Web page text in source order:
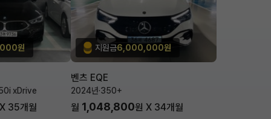
원
xDrive
35개월
지원금6,000,000원
벤츠 EQE
2024년·350+
월 1,048,800원 X 34개월